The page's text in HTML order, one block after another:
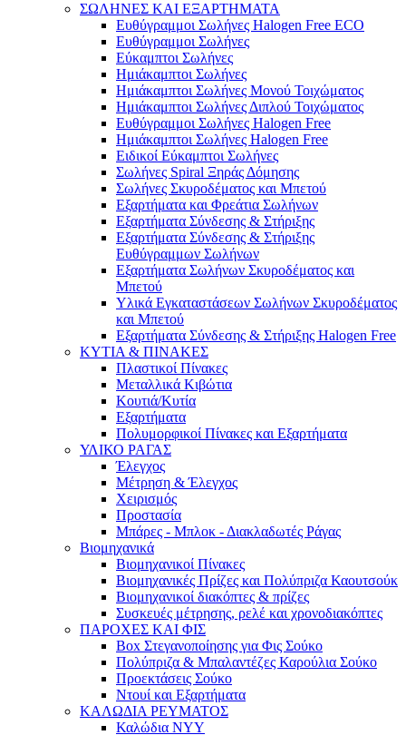
ΣΩΛΗΝΕΣ ΚΑΙ ΕΞΑΡΤΗΜΑΤΑ
Ευθύγραμμοι Σωλήνες Halogen Free ECO
Ευθύγραμμοι Σωλήνες
Εύκαμπτοι Σωλήνες
Ημιάκαμπτοι Σωλήνες
Ημιάκαμπτοι Σωλήνες Μονού Τοιχώματος
Ημιάκαμπτοι Σωλήνες Διπλού Τοιχώματος
Ευθύγραμμοι Σωλήνες Halogen Free
Ημιάκαμπτοι Σωλήνες Halogen Free
Ειδικοί Εύκαμπτοι Σωλήνες
Σωλήνες Spiral Ξηράς Δόμησης
Σωλήνες Σκυροδέματος και Μπετού
Εξαρτήματα και Φρεάτια Σωλήνων
Εξαρτήματα Σύνδεσης & Στήριξης
Εξαρτήματα Σύνδεσης & Στήριξης
Ευθύγραμμων Σωλήνων
Εξαρτήματα Σωλήνων Σκυροδέματος και
Μπετού
Υλικά Εγκαταστάσεων Σωλήνων Σκυροδέματος
και Μπετού
Εξαρτήματα Σύνδεσης & Στήριξης Halogen Free
ΚΥΤΙΑ & ΠΙΝΑΚΕΣ
Πλαστικοί Πίνακες
Μεταλλικά Κιβώτια
Κουτιά/Κυτία
Εξαρτήματα
Πολυμορφικοί Πίνακες και Εξαρτήματα
ΥΛΙΚΟ ΡΑΓΑΣ
Έλεγχος
Μέτρηση & Έλεγχος
Χειρισμός
Προστασία
Μπάρες - Μπλοκ - Διακλαδωτές Ράγας
Βιομηχανικά
Βιομηχανικοί Πίνακες
Βιομηχανικές Πρίζες και Πολύπριζα Καουτσούκ
Βιομηχανικοί διακόπτες & πρίζες
Συσκευές μέτρησης, ρελέ και χρονοδιακόπτες
ΠΑΡΟΧΕΣ ΚΑΙ ΦΙΣ
Box Στεγανοποίησης για Φις Σούκο
Πολύπριζα & Μπαλαντέζες Καρούλια Σούκο
Προεκτάσεις Σούκο
Ντουί και Εξαρτήματα
ΚΑΛΩΔΙΑ ΡΕΥΜΑΤΟΣ
Καλώδια NYY